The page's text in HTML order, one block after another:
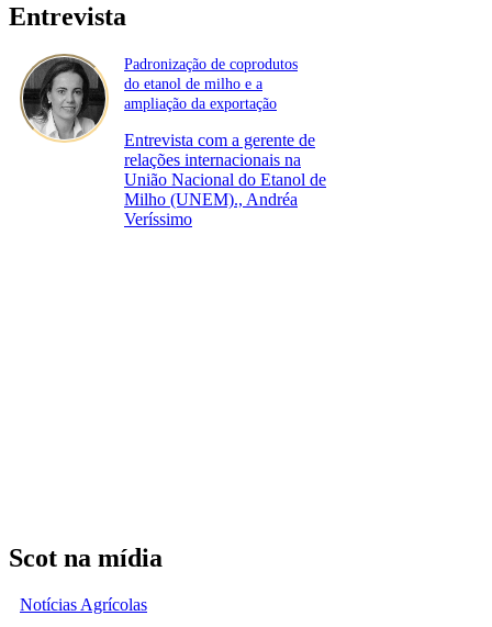
Entrevista
Padronização de coprodutos
do etanol de milho e a
ampliação da exportação
Entrevista com a gerente de
relações internacionais na
União Nacional do Etanol de
Milho (UNEM)., Andréa
Veríssimo
Scot na mídia
Notícias Agrícolas